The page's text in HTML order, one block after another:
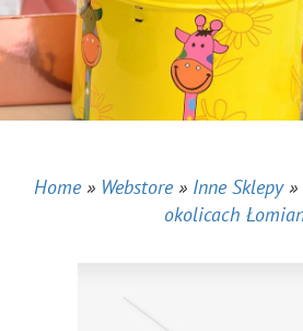
Home» Webstore» Inne Sklepy»
okolicach